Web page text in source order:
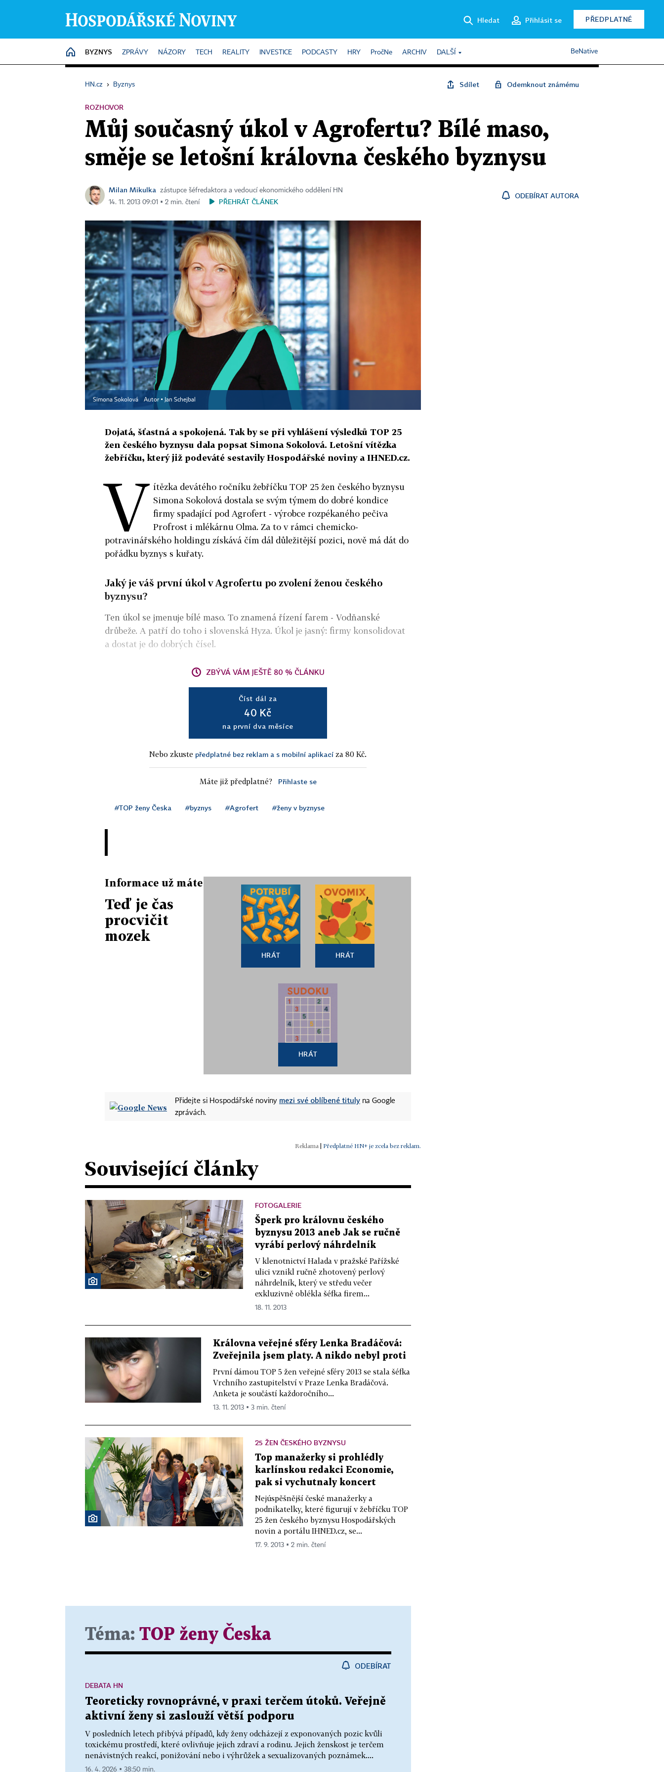
Hledat Přihlásit se PŘEDPLATNÉ
HOME
BYZNYS ZPRÁVY NÁZORY TECH REALITY INVESTICE PODCASTY HRY PročNe ARCHIV DALŠÍ BeNative
HN.cz › Byznys Sdílet Odemknout známému
ROZHOVOR
Můj současný úkol v Agrofertu? Bílé maso,
směje se letošní královna českého byznysu
Milan Mikulka
zástupce šéfredaktora a vedoucí ekonomického oddělení HN
14. 11. 2013 09:01 ▪ 2 min. čtení
PŘEHRÁT ČLÁNEK
ODEBÍRAT AUTORA
Simona Sokolová Autor ▪ Jan Schejbal
Dojatá, šťastná a spokojená. Tak by se při vyhlášení výsledků TOP 25
žen českého byznysu dala popsat Simona Sokolová. Letošní vítězka
žebříčku, který již podeváté sestavily Hospodářské noviny a IHNED.cz.
V ítězka devátého ročníku žebříčku TOP 25 žen českého byznysu
Simona Sokolová dostala se svým týmem do dobré kondice
firmy spadající pod Agrofert - výrobce rozpékaného pečiva
Profrost i mlékárnu Olma. Za to v rámci chemicko-
potravinářského holdingu získává čím dál důležitější pozici, nově má dát do
pořádku byznys s kuřaty.
Jaký je váš první úkol v Agrofertu po zvolení ženou českého
byznysu?
Ten úkol se jmenuje bílé maso. To znamená řízení farem - Vodňanské
drůbeže. A patří do toho i slovenská Hyza. Úkol je jasný: firmy konsolidovat
a dostat je do dobrých čísel.
ZBÝVÁ VÁM JEŠTĚ 80 % ČLÁNKU
Číst dál za
40 Kč
na první dva měsíce
Nebo zkuste předplatné bez reklam a s mobilní aplikací za 80 Kč.
Máte již předplatné? Přihlaste se
#TOP ženy Česka #byznys #Agrofert #ženy v byznyse
Informace už máte
Teď je čas
procvičit
mozek
HRÁT HRÁT
HRÁT
Přidejte si Hospodářské noviny mezi své oblíbené tituly na Google
zprávách.
| Předplatné HN+ je zcela bez reklam.
Související články
FOTOGALERIE
Šperk pro královnu českého
byznysu 2013 aneb Jak se ručně
vyrábí perlový náhrdelník
V klenotnictví Halada v pražské Pařížské
ulici vznikl ručně zhotovený perlový
náhrdelník, který ve středu večer
exkluzivně oblékla šéfka firem...
18. 11. 2013
Královna veřejné sféry Lenka Bradáčová:
Zveřejnila jsem platy. A nikdo nebyl proti
První dámou TOP 5 žen veřejné sféry 2013 se stala šéfka
Vrchního zastupitelství v Praze Lenka Bradáčová.
Anketa je součástí každoročního...
13. 11. 2013 ▪ 3 min. čtení
25 ŽEN ČESKÉHO BYZNYSU
Top manažerky si prohlédly
karlínskou redakci Economie,
pak si vychutnaly koncert
Nejúspěšnější české manažerky a
podnikatelky, které figurují v žebříčku TOP
25 žen českého byznysu Hospodářských
novin a portálu IHNED.cz, se...
17. 9. 2013 ▪ 2 min. čtení
Téma: TOP ženy Česka
ODEBÍRAT
Teoreticky rovnoprávné, v praxi terčem útoků. Veřejně
aktivní ženy si zaslouží větší podporu
V posledních letech přibývá případů, kdy ženy odcházejí z exponovaných pozic kvůli
toxickému prostředí, které ovlivňuje jejich zdraví a rodinu. Jejich ženskost je terčem
nenávistných reakcí, ponižování nebo i výhrůžek a sexualizovaných poznámek....
DEBATA HN
16. 4. 2026 ▪ 38:50 min.